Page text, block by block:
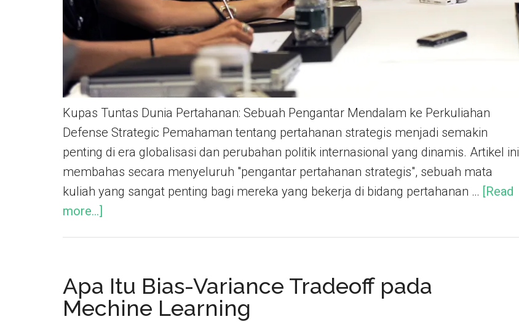
Kupas Tuntas Dunia Pertahanan: Sebuah Pengantar Mendalam ke Perkuliahan
Defense Strategic Pemahaman tentang pertahanan strategis menjadi semakin
penting di era globalisasi dan perubahan politik internasional yang dinamis. Artikel ini
membahas secara menyeluruh "pengantar pertahanan strategis", sebuah mata
kuliah yang sangat penting bagi mereka yang bekerja di bidang pertahanan … [Read
more...]
Apa Itu Bias-Variance Tradeoff pada
Mechine Learning